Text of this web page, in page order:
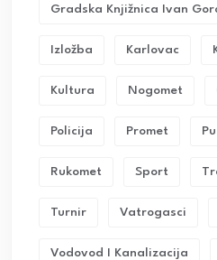
Gradska Knjižnica Ivan
Izložba Karlovac
Kultura Nogomet
Policija Promet
Rukomet Sport
Turnir Vatrogasci
Vodovod I Kanalizacija